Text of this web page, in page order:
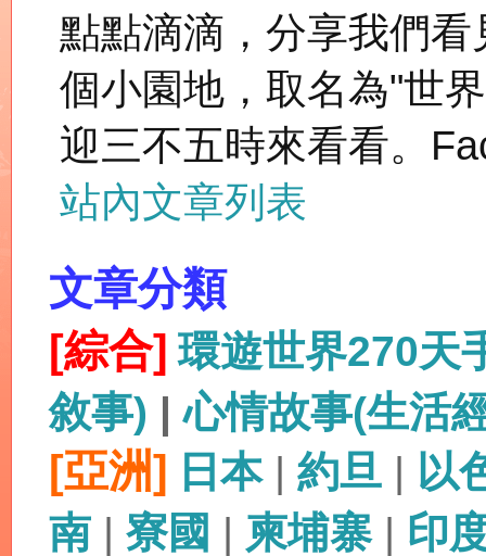
點點滴滴，分享我們
個小園地，取名為"世
迎三不五時來看看。
站內文章列表
文章分類
[綜合] 環遊世界270天
敘事) |心情故事(生活
[亞洲] 日本| 約旦 | 以
南 | 寮國 | 柬埔寨| 印